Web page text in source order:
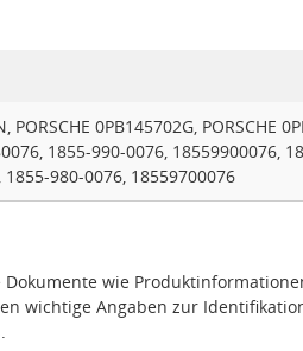
PORSCHE 0PB145702G, PORSCHE
1855-990-0076, 18559900076,
980-0076, 18559700076
Dokumente wie
wichtige Angaben zur